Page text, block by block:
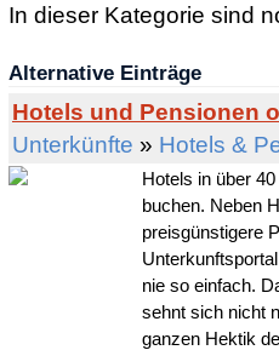
In dieser Kategorie sind
Alternative Einträge
Hotels und Pensionen
Unterkünfte » Hotels &
Hotels in über
buchen. Neben
preisgünstigere
nie so einfach.
sehnt sich nicht
ganzen Hektik